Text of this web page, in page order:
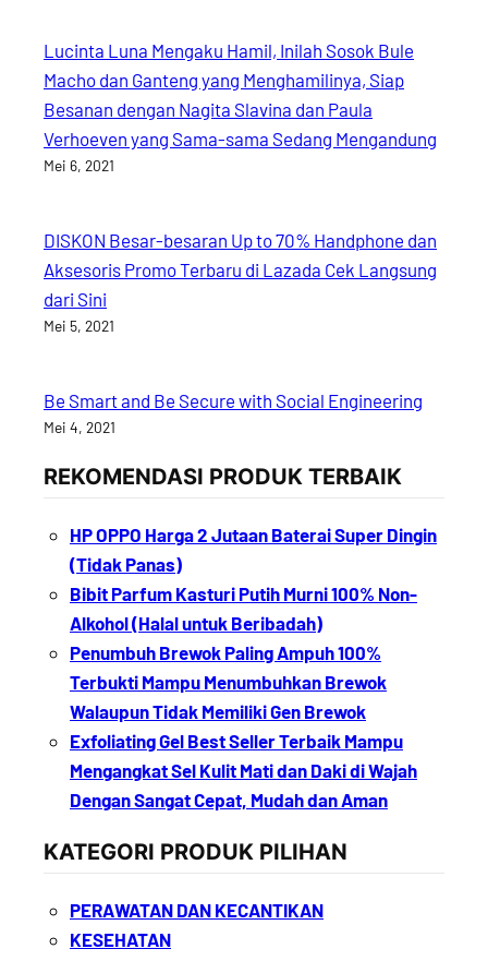
Lucinta Luna Mengaku Hamil, Inilah Sosok Bule
Macho dan Ganteng yang Menghamilinya, Siap
Besanan dengan Nagita Slavina dan Paula
Verhoeven yang Sama-sama Sedang Mengandung
Mei 6, 2021
DISKON Besar-besaran Up to 70% Handphone dan
Aksesoris Promo Terbaru di Lazada Cek Langsung
dari Sini
Mei 5, 2021
Be Smart and Be Secure with Social Engineering
Mei 4, 2021
REKOMENDASI PRODUK TERBAIK
HP OPPO Harga 2 Jutaan Baterai Super Dingin
(Tidak Panas)
Bibit Parfum Kasturi Putih Murni 100% Non-
Alkohol (Halal untuk Beribadah)
Penumbuh Brewok Paling Ampuh 100%
Terbukti Mampu Menumbuhkan Brewok
Walaupun Tidak Memiliki Gen Brewok
Exfoliating Gel Best Seller Terbaik Mampu
Mengangkat Sel Kulit Mati dan Daki di Wajah
Dengan Sangat Cepat, Mudah dan Aman
KATEGORI PRODUK PILIHAN
PERAWATAN DAN KECANTIKAN
KESEHATAN